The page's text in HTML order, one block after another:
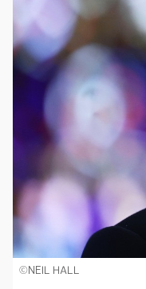
©NEIL HALL